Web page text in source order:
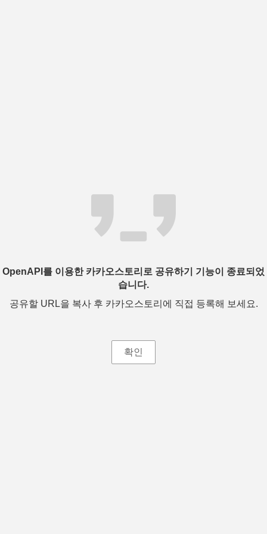
OpenAPI를 이용한 카카오스토리로 공유하기 기능이 종료되었
습니다.
공유할 URL을 복사 후 카카오스토리에 직접 등록해 보세요.
확인